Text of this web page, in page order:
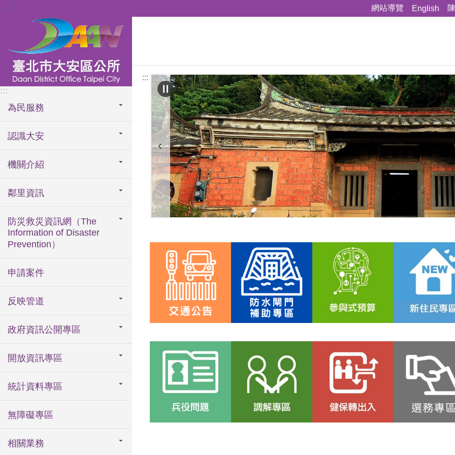
跳到主要內容區塊
::: 網站導覽 English
:::
為民服務
認識大安
機關介紹
鄰里資訊
防災救災資訊網（The
Information of Disaster
Prevention）
申請案件
反映管道
政府資訊公開專區
開放資訊專區
統計資料專區
無障礙專區
相關業務
:::